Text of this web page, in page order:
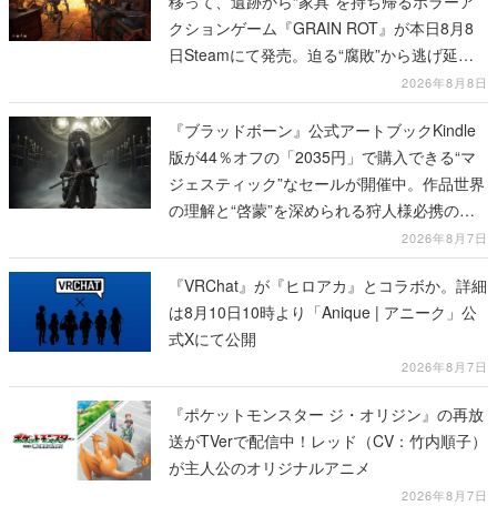
クションゲーム『GRAIN ROT』が本日8月8
日Steamにて発売。迫る“腐敗”から逃げ延
2026年8月8日
『ブラッドボーン』公式アートブックKindle
版が44％オフの「2035円」で購入できる“マ
ジェスティック”なセールが開催中。作品世界
の理解と“啓蒙”を深められる狩人様必携の一
2026年8月7日
『VRChat』が『ヒロアカ』とコラボか。詳細
は8月10日10時より「Anique | アニーク」公
式Xにて公開
2026年8月7日
『ポケットモンスター ジ・オリジン』の再放
送がTVerで配信中！レッド（CV：竹内順子）
が主人公のオリジナルアニメ
2026年8月7日